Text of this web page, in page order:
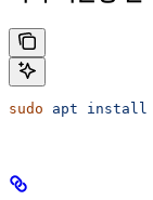
sudo apt install